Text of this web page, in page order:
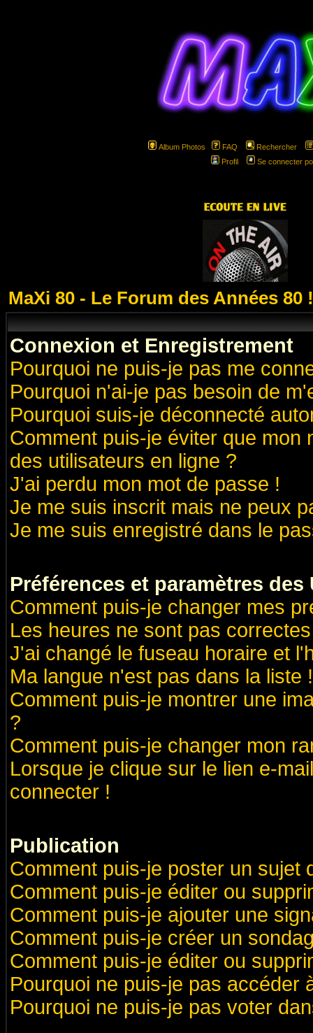
Album Photos FAQ
Rechercher
Profil
Se connecter
MaXi 80 - Le Forum des Années
Connexion et Enregistrement
Pourquoi ne puis-je pas me
Pourquoi n'ai-je pas besoin de
Pourquoi suis-je déconnecté
Comment puis-je éviter que mon
des utilisateurs en ligne ?
J'ai perdu mon mot de passe !
Je me suis inscrit mais ne peux
Je me suis enregistré dans le
Préférences et paramètres
Comment puis-je changer mes
Les heures ne sont pas
J'ai changé le fuseau horaire et
Ma langue n'est pas dans la liste !
Comment puis-je montrer une
?
Comment puis-je changer mon
Lorsque je clique sur le lien e-
connecter !
Publication
Comment puis-je poster un sujet
Comment puis-je éditer ou
Comment puis-je ajouter une
Comment puis-je créer un
Comment puis-je éditer ou
Pourquoi ne puis-je pas accéder
Pourquoi ne puis-je pas voter